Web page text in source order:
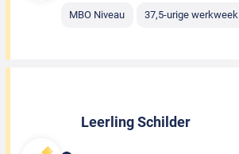
MBO Niveau 37,5-urige werkweek
Leerling Schilder